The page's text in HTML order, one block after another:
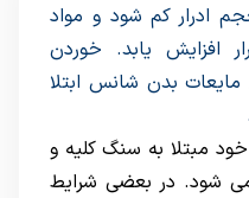
ادرار کم شود و مواد
افزایش یابد. خوردن
بدن شانس ابتلا
خود مبتلا به سنگ کلیه و
شود. در بعضی شرایط